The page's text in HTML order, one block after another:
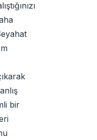
bir